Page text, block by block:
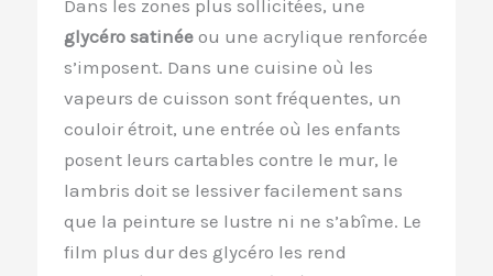
Dans les zones plus sollicitées, une
glycéro satinée ou une acrylique renforcée
s’imposent. Dans une cuisine où les
vapeurs de cuisson sont fréquentes, un
couloir étroit, une entrée où les enfants
posent leurs cartables contre le mur, le
lambris doit se lessiver facilement sans
que la peinture se lustre ni ne s’abîme. Le
film plus dur des glycéro les rend